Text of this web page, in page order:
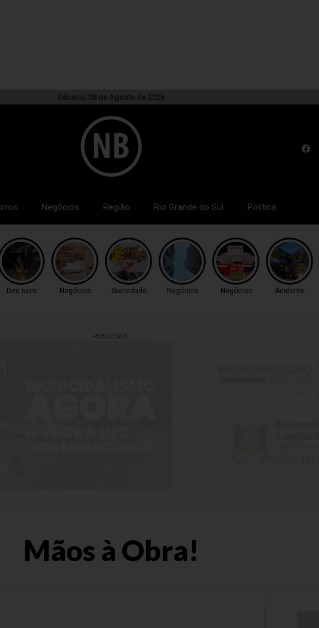
Sábado, 08 de Agosto de 2026
Negócios Região Rio Grande do Sul Política
Deu ruim Negócios Sociedade Negócios Negócios Acidente
PUBLICIDADE
Mãos à Obra!